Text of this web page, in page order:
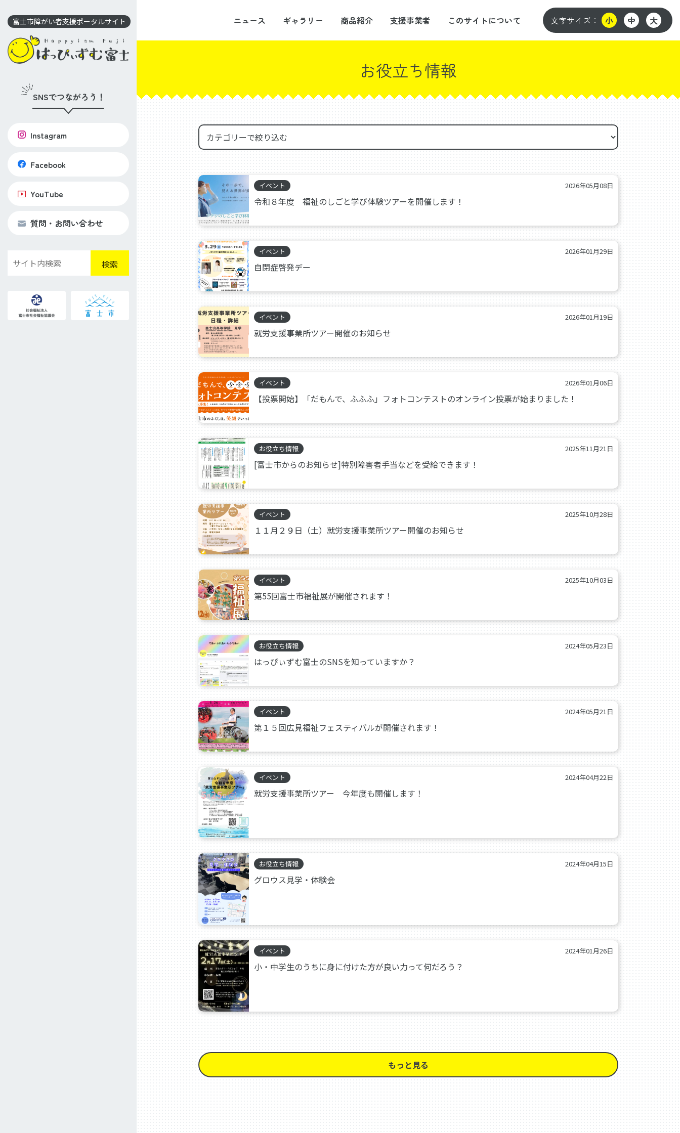
富士市障がい者支援ポータルサイト
SNSでつながろう！
Instagram
Facebook
YouTube
質問・お問い合わせ
検索
ニュース ギャラリー 商品紹介 支援事業者 このサイトについて 文字サイズ： 小 中 大
お役立ち情報
イベント 2026年05月08日
令和８年度 福祉のしごと学び体験ツアーを開催します！
イベント 2026年01月29日
自閉症啓発デー
イベント 2026年01月19日
就労支援事業所ツアー開催のお知らせ
イベント 2026年01月06日
【投票開始】「だもんで、ふふふ」フォトコンテストのオンライン投票が始まりました！
お役立ち情報 2025年11月21日
[富士市からのお知らせ]特別障害者手当などを受給できます！
イベント 2025年10月28日
１１月２９日（土）就労支援事業所ツアー開催のお知らせ
イベント 2025年10月03日
第55回富士市福祉展が開催されます！
お役立ち情報 2024年05月23日
はっぴぃずむ富士のSNSを知っていますか？
イベント 2024年05月21日
第１５回広見福祉フェスティバルが開催されます！
イベント 2024年04月22日
就労支援事業所ツアー 今年度も開催します！
お役立ち情報 2024年04月15日
グロウス見学・体験会
イベント 2024年01月26日
小・中学生のうちに身に付けた方が良い力って何だろう？
もっと見る